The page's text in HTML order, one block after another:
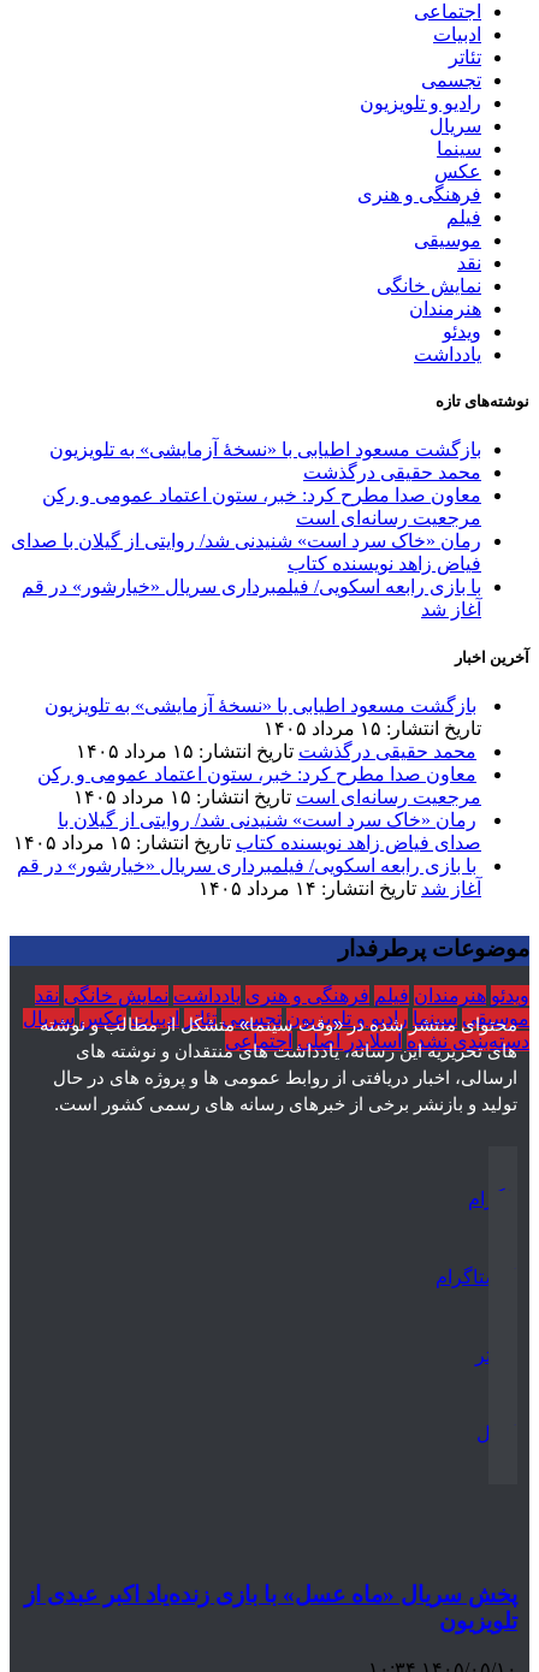
اجتماعی
ادبیات
تئاتر
تجسمی
رادیو و تلویزیون
سریال
سینما
عکس
فرهنگی و هنری
فیلم
موسیقی
نقد
نمایش خانگی
هنرمندان
ویدئو
یادداشت
نوشته‌های تازه
بازگشت مسعود اطیابی با «نسخهٔ آزمایشی» به تلویزیون
محمد حقیقی درگذشت
معاون صدا مطرح کرد: خبر، ستون اعتماد عمومی و رکن
مرجعیت رسانه‌ای است
رمان «خاک سرد است» شنیدنی شد/ روایتی از گیلان با صدای
فیاض زاهد نویسنده کتاب
با بازی رابعه اسکویی/ فیلمبرداری سریال «خیارشور» در قم
آغاز شد
آخرین اخبار
بازگشت مسعود اطیابی با «نسخهٔ آزمایشی» به تلویزیون
تاریخ انتشار: ۱۵ مرداد ۱۴۰۵
محمد حقیقی درگذشت تاریخ انتشار: ۱۵ مرداد ۱۴۰۵
معاون صدا مطرح کرد: خبر، ستون اعتماد عمومی و رکن
مرجعیت رسانه‌ای است تاریخ انتشار: ۱۵ مرداد ۱۴۰۵
رمان «خاک سرد است» شنیدنی شد/ روایتی از گیلان با
صدای فیاض زاهد نویسنده کتاب تاریخ انتشار: ۱۵ مرداد ۱۴۰۵
با بازی رابعه اسکویی/ فیلمبرداری سریال «خیارشور» در قم
آغاز شد تاریخ انتشار: ۱۴ مرداد ۱۴۰۵
موضوعات پرطرفدار
ویدئو هنرمندان فیلم فرهنگی و هنری یادداشت نمایش خانگی نقد
موسیقی سینما رادیو و تلویزیون تجسمی تئاتر ادبیات عکس سریال
دسته‌بندی نشده اسلایدر اصلی اجتماعی
محتوای منتشر شده در «وقت سینما» متشکل از مطالب و نوشته
های تحریریه این رسانه، یادداشت های منتقدان و نوشته های
ارسالی، اخبار دریافتی از روابط عمومی ها و پروژه های در حال
تولید و بازنشر برخی از خبرهای رسانه های رسمی کشور است.
تلگرام
اینستاگرام
توییتر
ایمیل
پخش سریال «ماه عسل» با بازی زنده‌یاد اکبر عبدی از
تلویزیون